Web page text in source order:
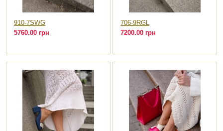
910-7SWG
5760.00 грн
706-9RGL
7200.00 грн